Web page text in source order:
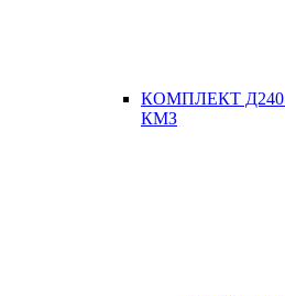
КОМПЛЕКТ
КМЗ